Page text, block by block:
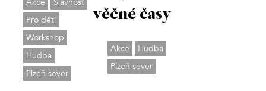
Akce
Slavnost
Pro děti
Workshop
Hudba
Plzeň sever
věčné časy
Akce
Hudba
Plzeň sever